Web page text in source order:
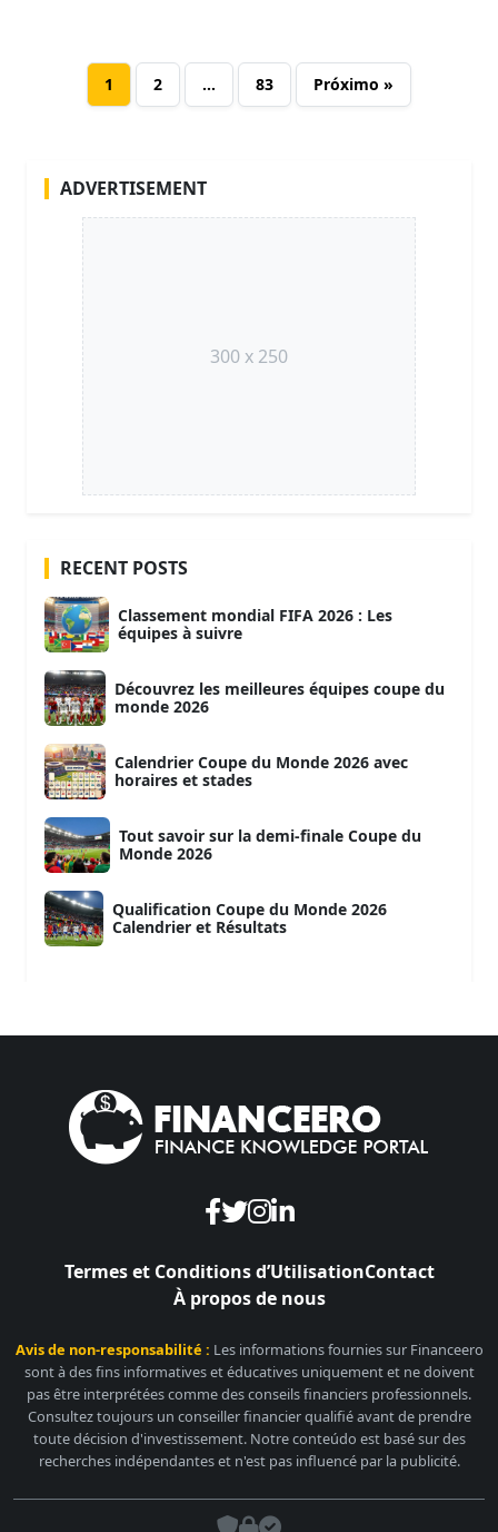
1 2 … 83 Próximo »
ADVERTISEMENT
300 x 250
RECENT POSTS
Classement mondial FIFA 2026 : Les
équipes à suivre
Découvrez les meilleures équipes coupe du
monde 2026
Calendrier Coupe du Monde 2026 avec
horaires et stades
Tout savoir sur la demi-finale Coupe du
Monde 2026
Qualification Coupe du Monde 2026
Calendrier et Résultats
Termes et Conditions d’UtilisationContact
À propos de nous
Avis de non-responsabilité : Les informations fournies sur Financeero
sont à des fins informatives et éducatives uniquement et ne doivent
pas être interprétées comme des conseils financiers professionnels.
Consultez toujours un conseiller financier qualifié avant de prendre
toute décision d'investissement. Notre conteúdo est basé sur des
recherches indépendantes et n'est pas influencé par la publicité.